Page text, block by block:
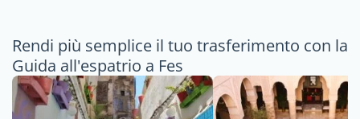
Rendi più semplice il tuo trasferimento con la
Guida all'espatrio a Fes